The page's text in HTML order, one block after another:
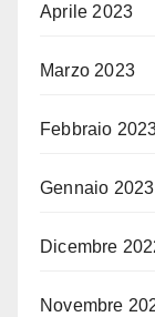
Aprile 2023
Marzo 2023
Febbraio
Gennaio 2023
Dicembre
Novembre